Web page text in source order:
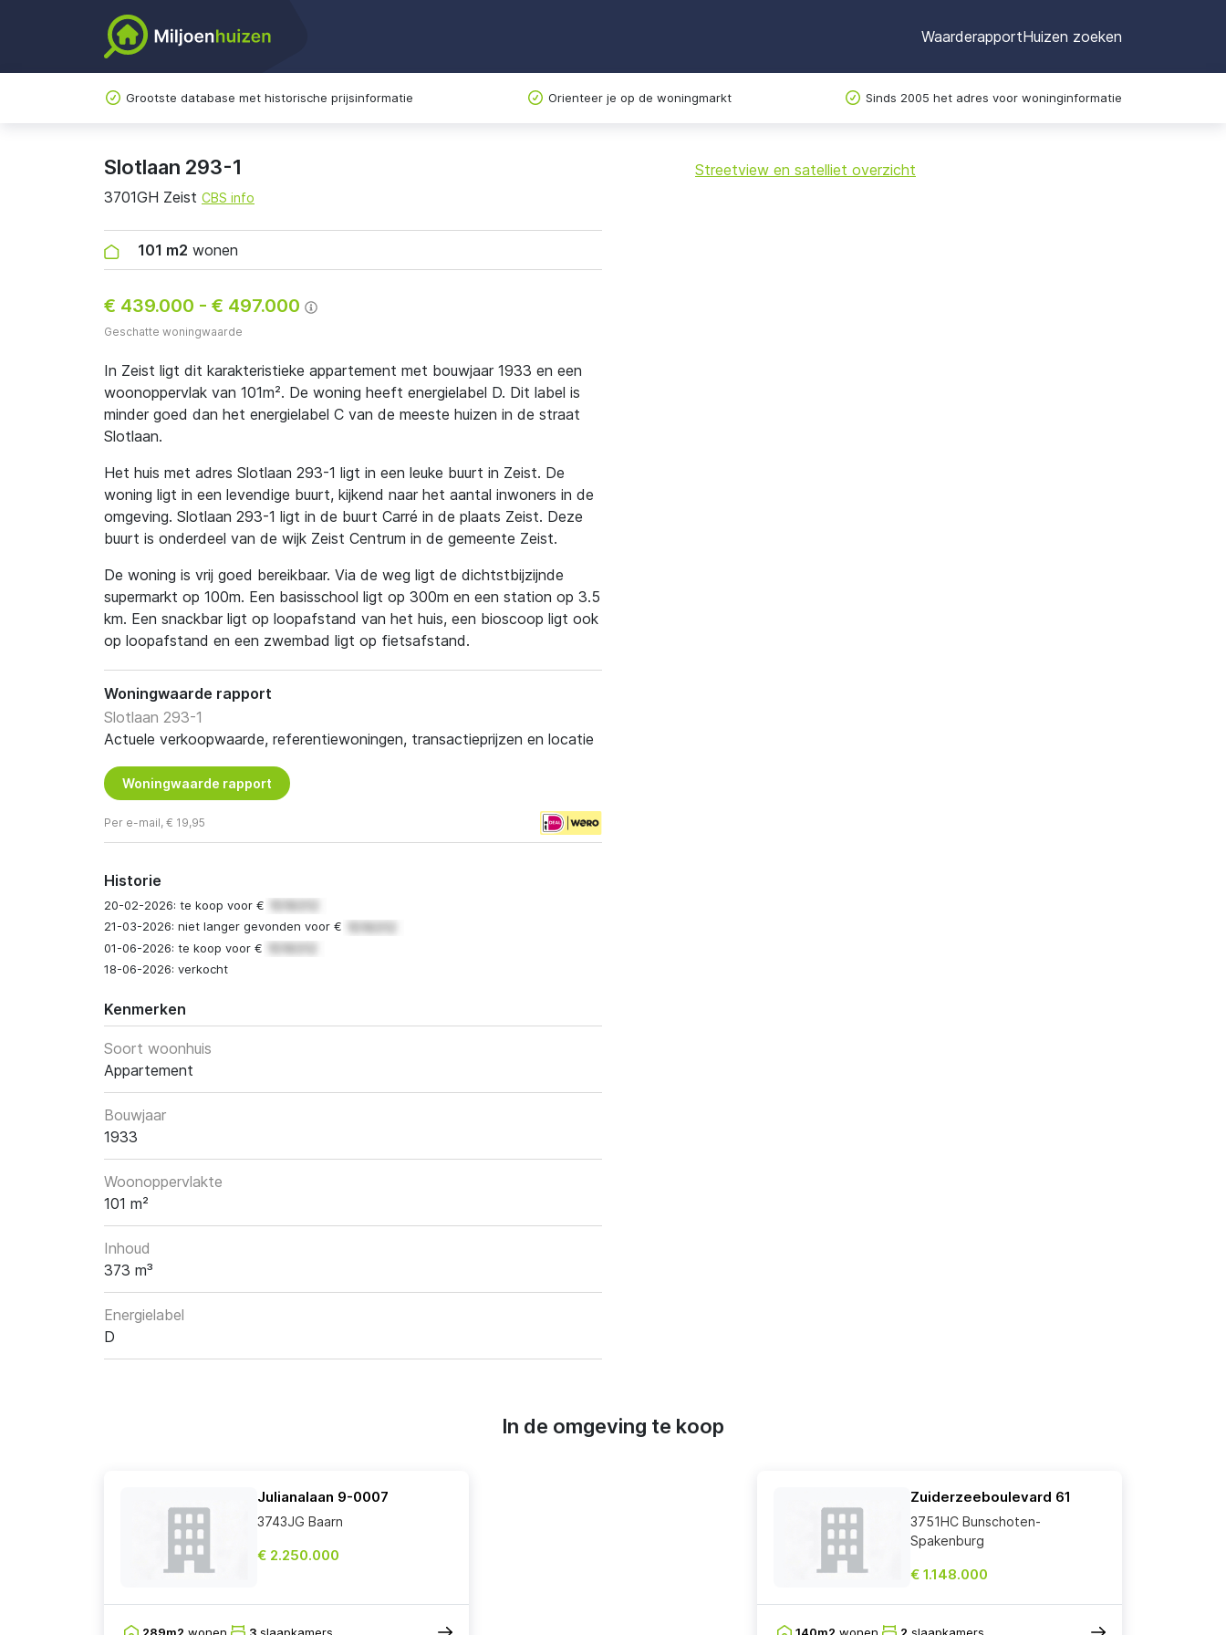
WaarderapportHuizen zoeken
Grootste database met historische prijsinformatie Orienteer je op de woningmarkt Sinds 2005 het adres voor woninginformatie
Slotlaan 293-1
3701GH Zeist CBS info
101 m2 wonen
€ 439.000 - € 497.000
Geschatte woningwaarde
In Zeist ligt dit karakteristieke appartement met bouwjaar 1933 en een
woonoppervlak van 101m². De woning heeft energielabel D. Dit label is
minder goed dan het energielabel C van de meeste huizen in de straat
Slotlaan.
Het huis met adres Slotlaan 293-1 ligt in een leuke buurt in Zeist. De
woning ligt in een levendige buurt, kijkend naar het aantal inwoners in de
omgeving. Slotlaan 293-1 ligt in de buurt Carré in de plaats Zeist. Deze
buurt is onderdeel van de wijk Zeist Centrum in de gemeente Zeist.
De woning is vrij goed bereikbaar. Via de weg ligt de dichtstbijzijnde
supermarkt op 100m. Een basisschool ligt op 300m en een station op 3.5
km. Een snackbar ligt op loopafstand van het huis, een bioscoop ligt ook
op loopafstand en een zwembad ligt op fietsafstand.
Woningwaarde rapport
Slotlaan 293-1
Actuele verkoopwaarde, referentiewoningen, transactieprijzen en locatie
Woningwaarde rapport
Per e-mail, € 19,95
Historie
20-02-2026: te koop voor €
21-03-2026: niet langer gevonden voor €
01-06-2026: te koop voor €
18-06-2026: verkocht
Kenmerken
Soort woonhuis
Appartement
Bouwjaar
1933
Woonoppervlakte
101 m²
Inhoud
373 m³
Energielabel
D
+
Streetview en satelliet overzicht
In de omgeving te koop
Julianalaan 9-0007
3743JG Baarn
€ 2.250.000
Zuiderzeeboulevard 61
3751HC Bunschoten-
Spakenburg
€ 1.148.000